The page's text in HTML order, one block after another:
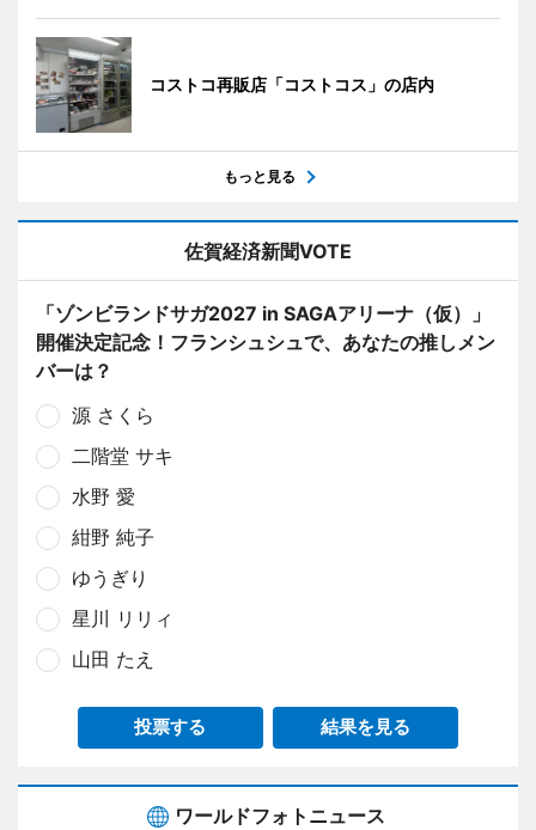
コストコ再販店「コストコス」の店内
もっと見る
佐賀経済新聞VOTE
「ゾンビランドサガ2027 in SAGAアリーナ（仮）」
開催決定記念！フランシュシュで、あなたの推しメン
バーは？
源 さくら
二階堂 サキ
水野 愛
紺野 純子
ゆうぎり
星川 リリィ
山田 たえ
投票する 結果を見る
ワールドフォトニュース